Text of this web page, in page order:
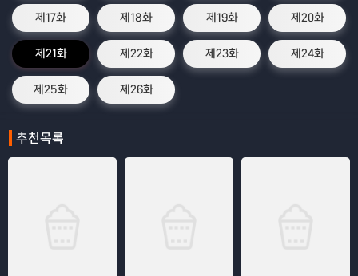
제17화 제18화 제19화 제20화
제21화 제22화 제23화 제24화
제25화 제26화
추천목록